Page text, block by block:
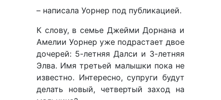
– написала Уорнер под публикацией.
К слову, в семье Джейми Дорнана и
Амелии Уорнер уже подрастает двое
дочерей: 5-летняя Далси и 3-летняя
Элва. Имя третьей малышки пока не
известно. Интересно, супруги будут
делать новый, четвертый заход на